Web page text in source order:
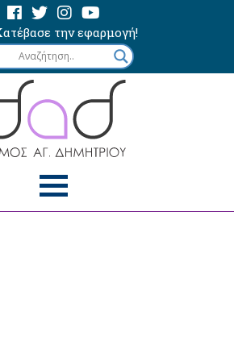
την εφαρμογή!